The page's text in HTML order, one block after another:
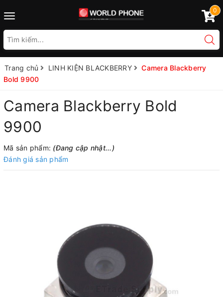
Toggle
0
Trang chủ LINH KIỆN BLACKBERRY
Camera Blackberry
Bold 9900
Camera Blackberry Bold
9900
Mã sản phẩm: (Đang cập nhật...)
Đánh giá sản phẩm